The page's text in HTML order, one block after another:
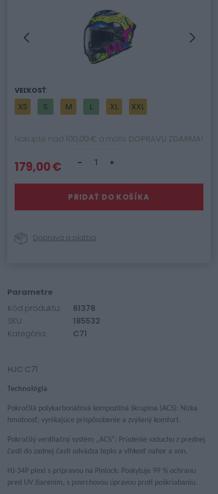
VEĽKOSŤ:
XS
S M L XL XXL
Nakúpte nad 100,00 € a máte DOPRAVU ZDARMA!
179,00 €
PRIDAŤ DO KOŠÍKA
Doprava a platba
Parametre
Kód produktu:
61378
SKU:
185532
Kategória:
C71
HJC C71
Technológia
Pokročilá polykarbonátová kompozitná škrupina (ACS): Nízka
hmotnosť, vynikajúce prispôsobenie a zvýšený komfort.
Pokročilý ventilačný systém „ACS“: Prúdenie vzduchu z prednej
časti do zadnej časti odvádza teplo a vlhkosť nahor a von.
HJ-34P plexi s prípravou na Pinlock: Poskytuje 99 % ochranu
pred UV žiarením, s povrchovou úpravou proti poškriabaniu.